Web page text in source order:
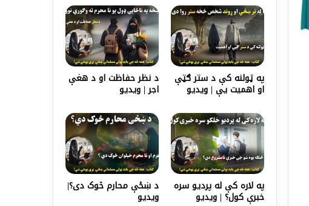
په ټولنه کې د ستر ګټې
او اهمیت يې | ویدیو
د نظر حفاظت او د هغې
اجر | ویدیو
په لاره کې له پردیو سره
خبرې کول؟ | ویدیو
د ښځې محارم څوک دی؟|
ویدیو